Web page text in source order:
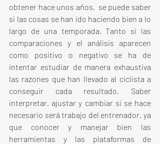
obtener hace unos años,  se puede saber
si las cosas se han ido haciendo bien a lo
largo de una temporada. Tanto si las
comparaciones y el análisis aparecen
como positivo o negativo se ha de
intentar estudiar de manera exhaustiva
las razones que han llevado al ciclista a
conseguir cada resultado. Saber
interpretar, ajustar y cambiar si se hace
necesario será trabajo del entrenador, ya
que conocer y manejar bien las
herramientas y las plataformas de